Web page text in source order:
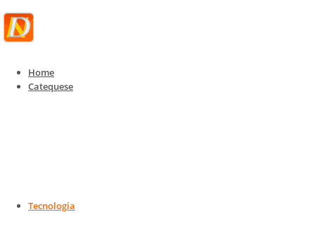
Home
Catequese
Tecnologia
Tecnologia